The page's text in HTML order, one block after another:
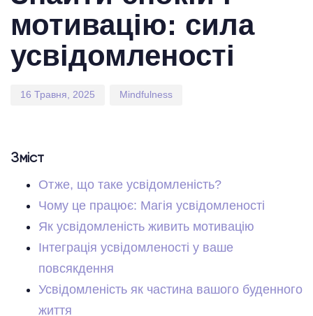
мотивацію: сила
усвідомленості
16 Травня, 2025 Mindfulness
Зміст
Отже, що таке усвідомленість?
Чому це працює: Магія усвідомленості
Як усвідомленість живить мотивацію
Інтеграція усвідомленості у ваше
повсякдення
Усвідомленість як частина вашого буденного
життя